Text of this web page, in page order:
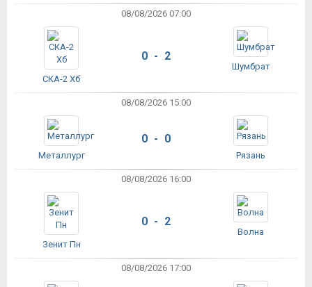
08/08/2026 07:00
СКА-2 Хб
0 - 2
Шумбрат
08/08/2026 15:00
Металлург
0 - 0
Рязань
08/08/2026 16:00
Зенит Пн
0 - 2
Волна
08/08/2026 17:00